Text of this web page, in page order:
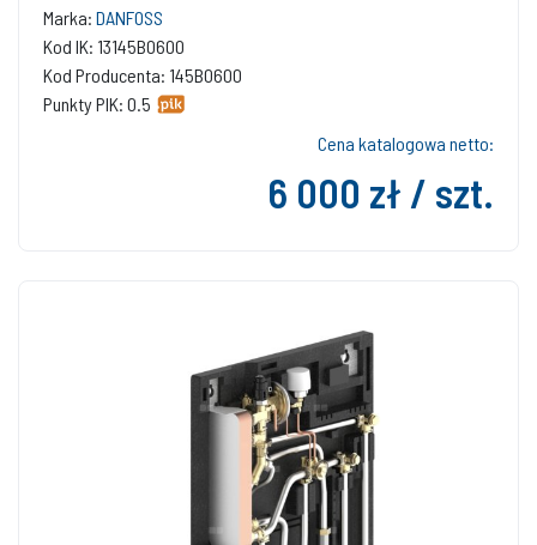
Marka: DANFOSS
Kod IK: 13145B0600
Kod Producenta: 145B0600
Punkty PIK: 0.5
Cena katalogowa netto:
6 000 zł / szt.